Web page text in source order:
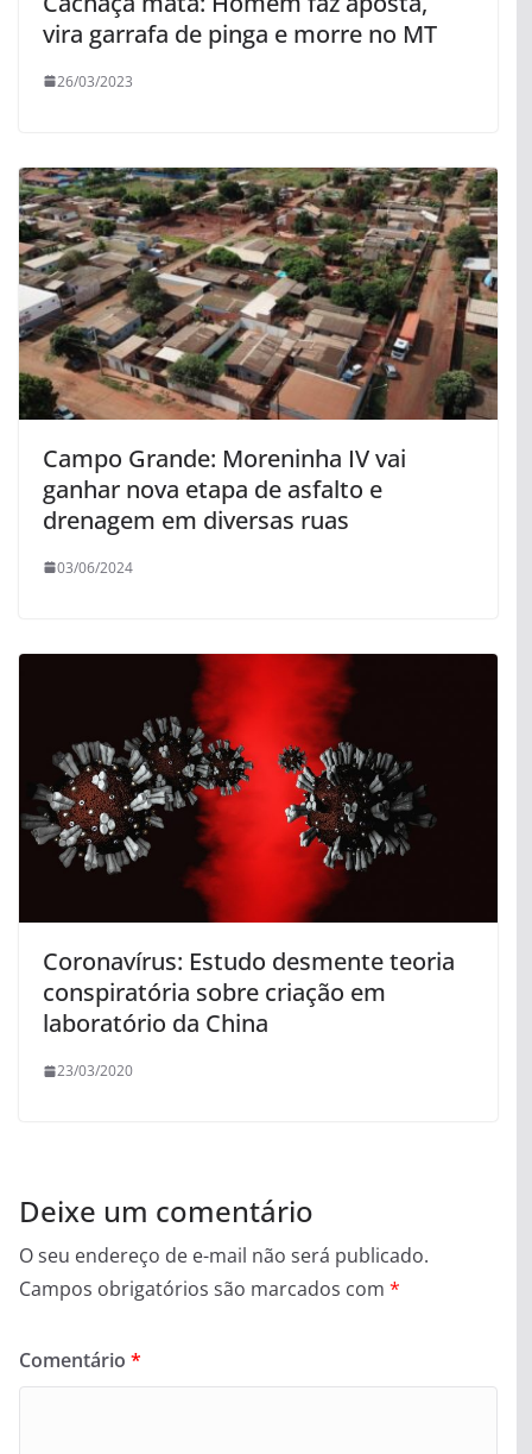
vira garrafa de pinga e morre no MT
26/03/2023
Campo Grande: Moreninha IV vai
ganhar nova etapa de asfalto e
drenagem em diversas ruas
03/06/2024
Coronavírus: Estudo desmente teoria
conspiratória sobre criação em
laboratório da China
23/03/2020
Deixe um comentário
O seu endereço de e-mail não será publicado.
Campos obrigatórios são marcados com *
Comentário *